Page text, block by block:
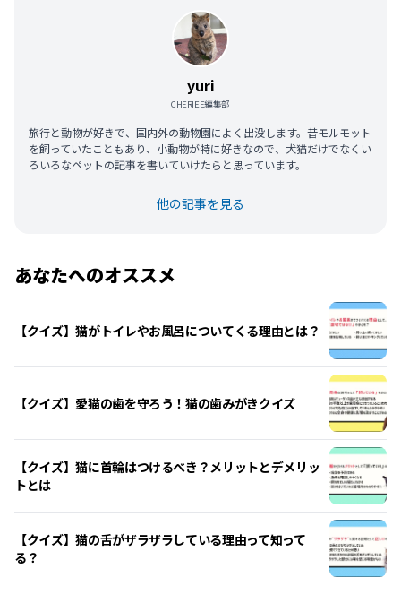
yuri
CHERIEE編集部
旅行と動物が好きで、国内外の動物園によく出没します。昔モルモット
を飼っていたこともあり、小動物が特に好きなので、犬猫だけでなくい
ろいろなペットの記事を書いていけたらと思っています。
他の記事を見る
あなたへのオススメ
【クイズ】猫がトイレやお風呂についてくる理由とは？
【クイズ】愛猫の歯を守ろう！猫の歯みがきクイズ
【クイズ】猫に首輪はつけるべき？メリットとデメリッ
トとは
【クイズ】猫の舌がザラザラしている理由って知って
る？